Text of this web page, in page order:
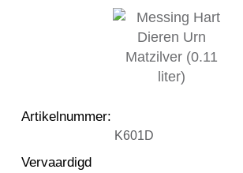
Artikelnummer:
K601D
Vervaardigd